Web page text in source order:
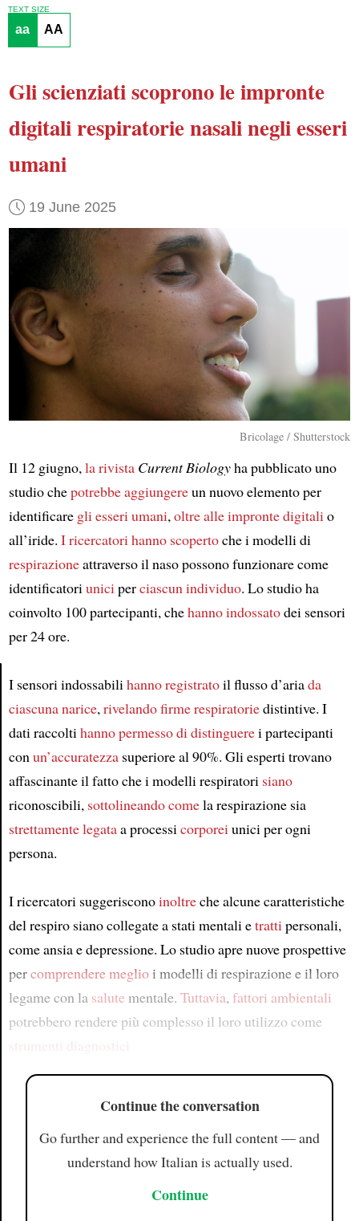
Article
TEXT SIZE
aa AA
Gli scienziati scopronole impronte
digitalirespiratorie nasalinegli esseri
umani
19 June 2025
Bricolage / Shutterstock
Il 12 giugno, la rivista Current Biologyha pubblicato uno
studio chepotrebbe aggiungereun nuovo elemento per
identificare gli esseri umani, oltre alleimpronte digitali o
all’iride. I ricercatori hanno scopertoche i modelli di
respirazioneattraverso il naso possono funzionare come
identificatori unici perciascun individuo. Lo studio ha
coinvolto 100 partecipanti, chehanno indossatodei sensori
per 24 ore.
I sensori indossabili hanno registratoil flusso d’ariada
ciascuna narice, rivelando firme respiratoriedistintive. I
dati raccolti hanno permesso di distinguerei partecipanti
con un’accuratezzasuperiore al 90%. Gli esperti trovano
affascinante il fatto che i modelli respiratori siano
riconoscibili, sottolineando comela respirazione sia
strettamente legataa processi corporei unici per ogni
persona.
I ricercatori suggerisconoinoltreche alcune caratteristiche
del respiro siano collegate a stati mentali etratti personali,
come ansia e depressione. Lo studio apre nuove prospettive
percomprendere meglioi modelli di respirazione e il loro
legame con la salutementale. Tuttavia, fattori ambientali
potrebbero rendere più complesso il loro utilizzo come
strumenti diagnostici
Continue the conversation
Go further and experience the full content — and
understand how Italian is actually used.
Continue